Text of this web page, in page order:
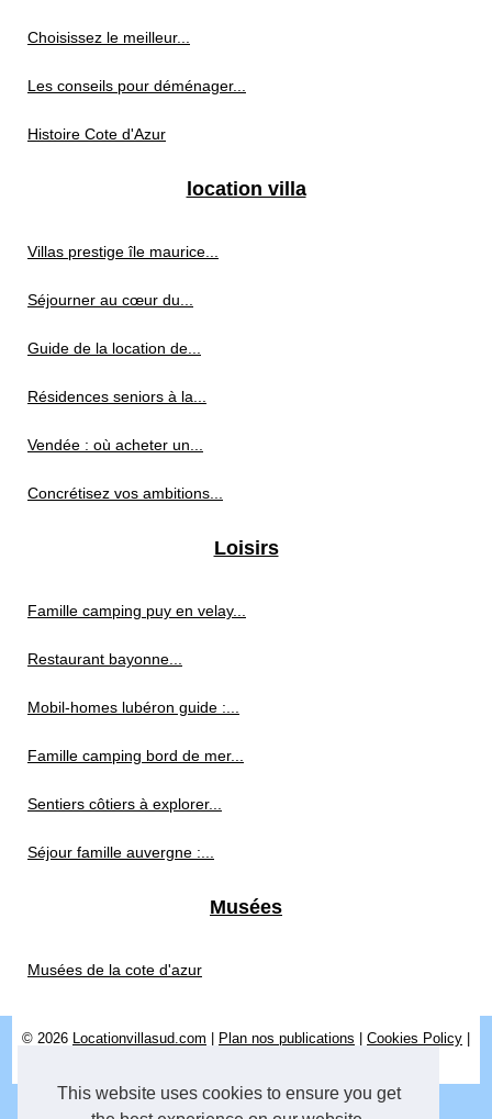
This website uses cookies to ensure you get
Choisissez le meilleur...
Les conseils pour déménager...
Histoire Cote d'Azur
location villa
Villas prestige île maurice...
Séjourner au cœur du...
Guide de la location de...
Résidences seniors à la...
Vendée : où acheter un...
Concrétisez vos ambitions...
Loisirs
Famille camping puy en velay...
Restaurant bayonne...
Mobil-homes lubéron guide :...
Famille camping bord de mer...
Sentiers côtiers à explorer...
Séjour famille auvergne :...
Musées
Musées de la cote d'azur
© 2026 Locationvillasud.com Plan nos publications Cookies Policy